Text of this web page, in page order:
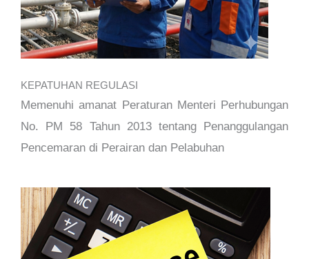
KEPATUHAN REGULASI
Memenuhi amanat Peraturan Menteri Perhubungan
No. PM 58 Tahun 2013 tentang Penanggulangan
Pencemaran di Perairan dan Pelabuhan